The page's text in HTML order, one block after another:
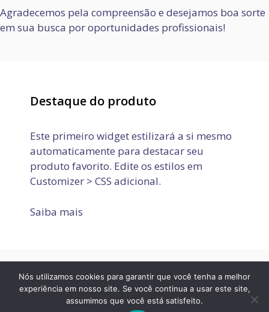
Agradecemos pela compreensão e desejamos boa sorte
em sua busca por oportunidades profissionais!
Destaque do produto
Este primeiro widget estilizará a si mesmo
automaticamente para destacar seu
produto favorito. Edite os estilos em
Customizer > CSS adicional.
Saiba mais
Política de Privacidade Termos de Uso
Fale conosco
© 2026 JOVEM APRENDIZ E ESTÁGIO• Built with
Nós utilizamos cookies para garantir que você tenha a melhor
experiência em nosso site. Se você continua a usar este site,
assumimos que você está satisfeito.